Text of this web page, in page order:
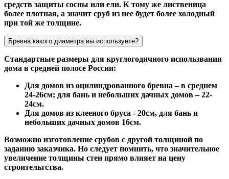
средств защиты сосны или ели. К тому же лиственица
более плотная, а значит сруб из нее будет более холодный
при той же толщине.
Бревна какого диаметра вы используете?
Стандартные размеры для круглогодичного использвания
дома в средней полосе России:
Для домов из оцилиндрованного бревна – в среднем
24-26см; для бань и небольших дачных домов – 22-
24см.
Для домов из клееного бруса - 20см, для бань и
небольших дачных домов 16см.
Возможно изготовление срубов с другой толщиной по
заданию заказчика. Но следует помнить, что значительное
увеличение толщины стен прямо влияет на цену
строительтства.